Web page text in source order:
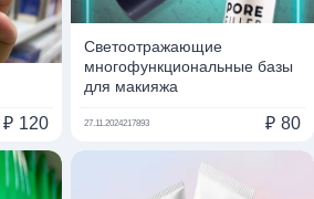
₽ 120
Светоотражающие
многофункциональные базы
для макияжа
27.11.2024217893 ₽ 80